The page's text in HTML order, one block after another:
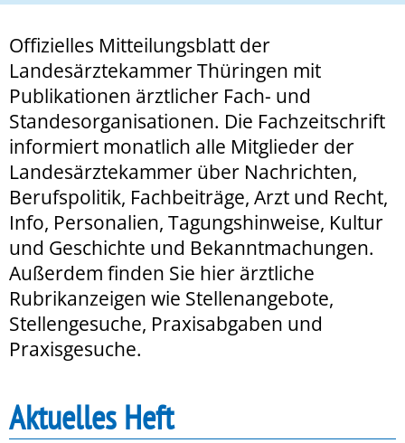
Offizielles Mitteilungsblatt der
Landesärztekammer Thüringen mit
Publikationen ärztlicher Fach- und
Standesorganisationen. Die Fachzeitschrift
informiert monatlich alle Mitglieder der
Landesärztekammer über Nachrichten,
Berufspolitik, Fachbeiträge, Arzt und Recht,
Info, Personalien, Tagungshinweise, Kultur
und Geschichte und Bekanntmachungen.
Außerdem finden Sie hier ärztliche
Rubrikanzeigen wie Stellenangebote,
Stellengesuche, Praxisabgaben und
Praxisgesuche.
Aktuelles Heft